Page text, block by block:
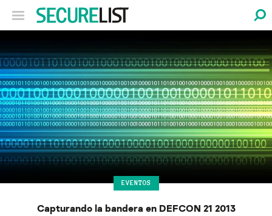
EVENTOS
Capturando la bandera en DEFCON 21 2013